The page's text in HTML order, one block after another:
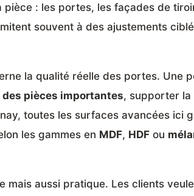
: les portes, les façades de
souvent à des ajustements
la qualité réelle des portes. Une
pièces importantes, supporter la
toutes les surfaces avancées ici
les gammes en MDF, HDF ou
mais aussi pratique. Les clients